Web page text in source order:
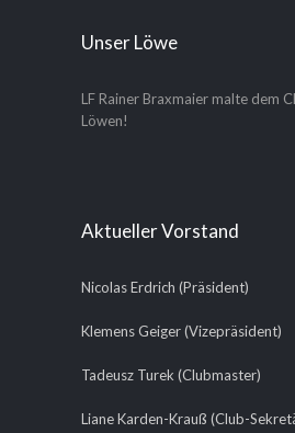
Unser Löwe
LF Rainer Braxmaier malte dem
Löwen!
Aktueller Vorstand
Nicolas Erdrich (Präsident)
Klemens Geiger (Vizepräsident)
Tadeusz Turek (Clubmaster)
Liane Karden-Krauß (Club-